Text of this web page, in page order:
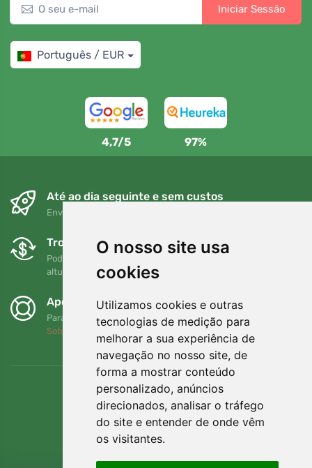
O nosso site usa
cookies
Utilizamos cookies e outras
tecnologias de medição para
melhorar a sua experiência de
navegação no nosso site, de
forma a mostrar conteúdo
personalizado, anúncios
direcionados, analisar o tráfego
do site e entender de onde vêm
os visitantes.
Iniciar Sessão
Português / EUR
4,7/5 97%
Até ao dia seguinte e sem custos
Envio gratuito para encomendas superiores a 80 EUR
Trocas e devoluções gratuitas
Pode devolver ou trocar a sua encomenda em qualquer
altura no prazo de 90 dias
Apoiamos a Trees.org
Para cada encomenda plantamos uma árvore! Leia mais
Sobre nós